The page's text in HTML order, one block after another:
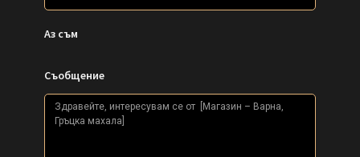
Аз съм
Съобщение